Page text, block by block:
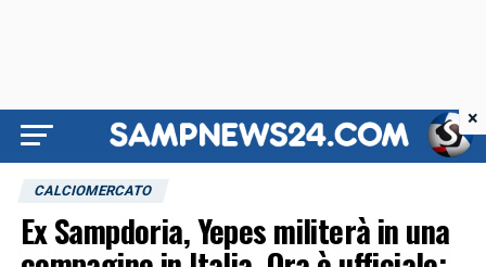
CALCIOMERCATO
Ex Sampdoria, Yepes militerà in una
×